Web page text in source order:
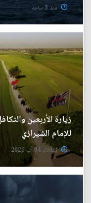
منذ 3 ساعة
زيارة الأربعين
للإمام الشيرازي
الثلاثاء 04 آب 2026